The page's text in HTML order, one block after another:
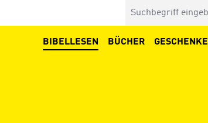
BIBELLESEN
BÜCHER GESCHENKE